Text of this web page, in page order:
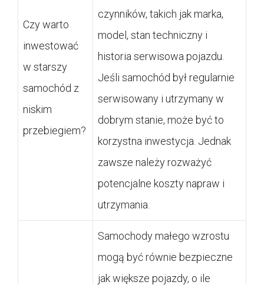
Czy warto
inwestować
w starszy
samochód z
niskim
przebiegiem?
czynników, takich jak marka,
model, stan techniczny i
historia serwisowa pojazdu.
Jeśli samochód był regularnie
serwisowany i utrzymany w
dobrym stanie, może być to
korzystna inwestycja. Jednak
zawsze należy rozważyć
potencjalne koszty napraw i
utrzymania.
Samochody małego wzrostu
mogą być równie bezpieczne
jak większe pojazdy, o ile